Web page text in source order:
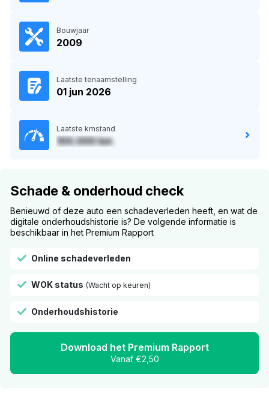
Bouwjaar
2009
Laatste tenaamstelling
01 jun 2026
Laatste kmstand
100.000 km
Schade & onderhoud check
Benieuwd of deze auto een schadeverleden heeft, en wat de
digitale onderhoudshistorie is? De volgende informatie is
beschikbaar in het Premium Rapport
Online schadeverleden
WOK status (Wacht op keuren)
Onderhoudshistorie
Download het Premium Rapport
Vanaf €2,50